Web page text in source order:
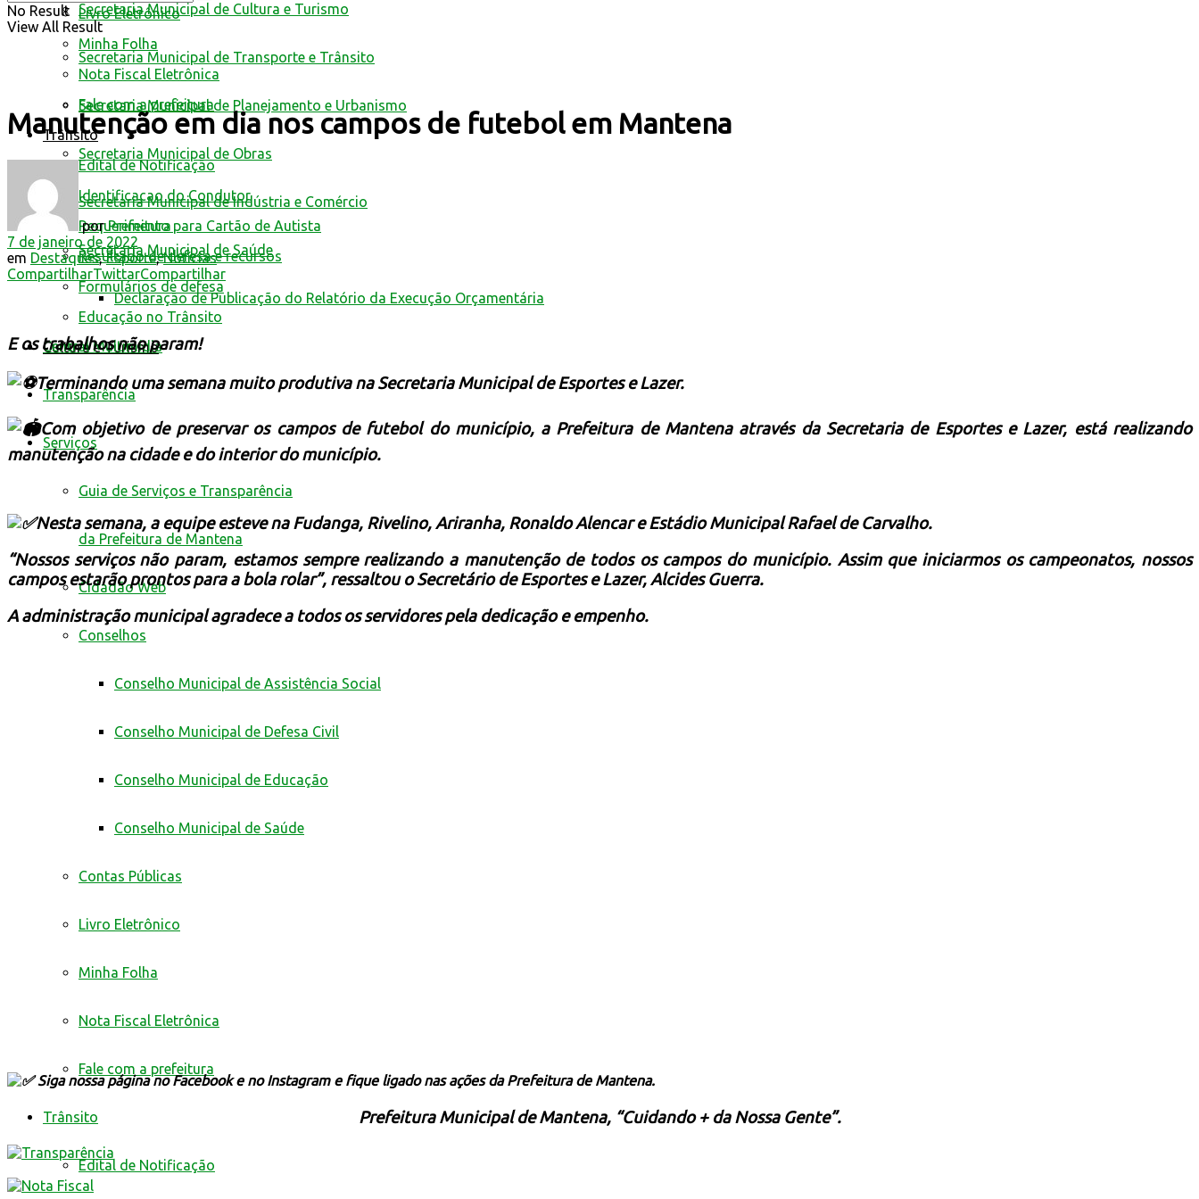
Livro Eletrônico
Minha Folha
Nota Fiscal Eletrônica
Fale com a prefeitura
Trânsito
Edital de Notificação
Identificacao do Condutor
Requerimento para Cartão de Autista
Resultado de defesa e recursos
Formulários de defesa
Educação no Trânsito
Cultura e Turismo
Secretaria Municipal de Cultura e Turismo
Secretaria Municipal de Transporte e Trânsito
Secretaria Municipal de Planejamento e Urbanismo
Secretaria Municipal de Obras
Secretaria Municipal de Indústria e Comércio
Secretaria Municipal de Saúde
Declaração de Publicação do Relatório da Execução Orçamentária
Central Multimídia
Transparência
Serviços
Guia de Serviços e Transparência
da Prefeitura de Mantena
Cidadão Web
Conselhos
Conselho Municipal de Assistência Social
Conselho Municipal de Defesa Civil
Conselho Municipal de Educação
Conselho Municipal de Saúde
Contas Públicas
Livro Eletrônico
Minha Folha
Nota Fiscal Eletrônica
Fale com a prefeitura
Trânsito
Edital de Notificação
No Result
View All Result
Manutenção em dia nos campos de futebol em Mantena
por Prefeitura
7 de janeiro de 2022
em Destaques,Esporte,Notícias
CompartilharTwittarCompartilhar
E os trabalhos não param!
Terminando uma semana muito produtiva na Secretaria Municipal de Esportes e Lazer.
Com objetivo de preservar os campos de futebol do município, a Prefeitura de Mantena através da Secretaria de Esportes e Lazer, está realizando
manutenção na cidade e do interior do município.
Nesta semana, a equipe esteve na Fudanga, Rivelino, Ariranha, Ronaldo Alencar e Estádio Municipal Rafael de Carvalho.
“Nossos serviços não param, estamos sempre realizando a manutenção de todos os campos do município. Assim que iniciarmos os campeonatos, nossos
campos estarão prontos para a bola rolar”, ressaltou o Secretário de Esportes e Lazer, Alcides Guerra.
A administração municipal agradece a todos os servidores pela dedicação e empenho.
Siga nossa página no Facebook e no Instagram e fique ligado nas ações da Prefeitura de Mantena.
Prefeitura Municipal de Mantena, “Cuidando + da Nossa Gente”.